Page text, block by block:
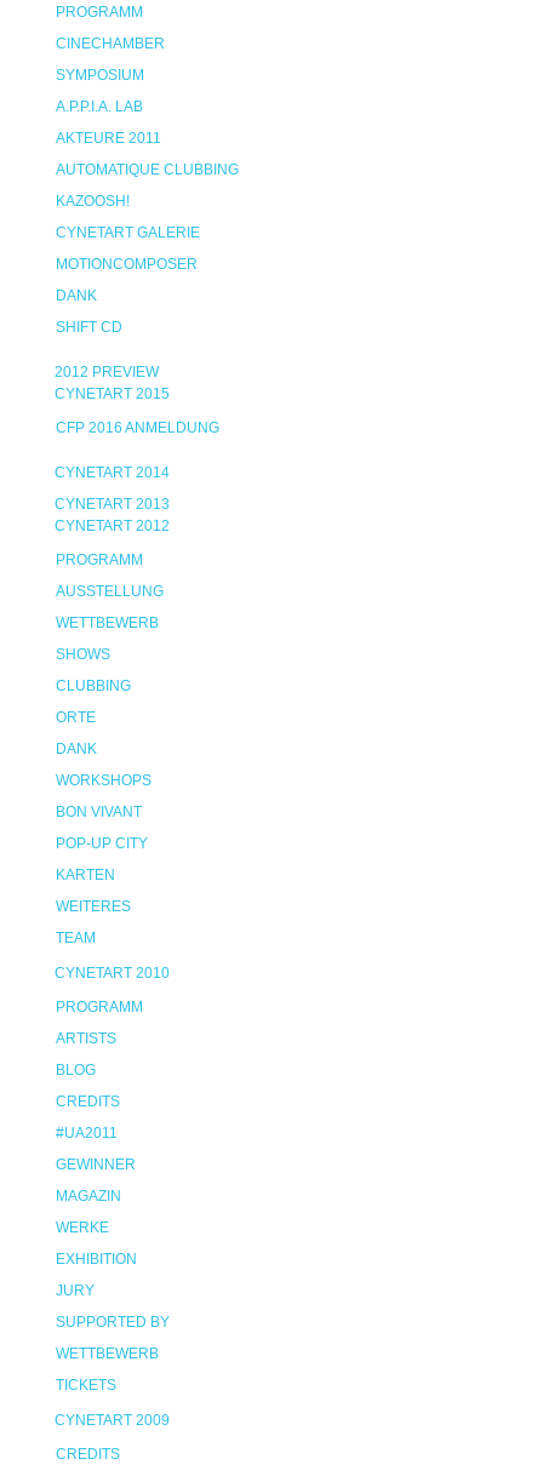
PROGRAMM
CINECHAMBER
SYMPOSIUM
A.P.P.I.A. LAB
AKTEURE 2011
AUTOMATIQUE CLUBBING
KAZOOSH!
CYNETART GALERIE
MOTIONCOMPOSER
DANK
SHIFT CD
2012 PREVIEW
CYNETART 2015
CFP 2016 ANMELDUNG
CYNETART 2014
CYNETART 2013
CYNETART 2012
PROGRAMM
AUSSTELLUNG
WETTBEWERB
SHOWS
CLUBBING
ORTE
DANK
WORKSHOPS
BON VIVANT
POP-UP CITY
KARTEN
WEITERES
TEAM
CYNETART 2010
PROGRAMM
ARTISTS
BLOG
CREDITS
#UA2011
GEWINNER
MAGAZIN
WERKE
EXHIBITION
JURY
SUPPORTED BY
WETTBEWERB
TICKETS
CYNETART 2009
CREDITS